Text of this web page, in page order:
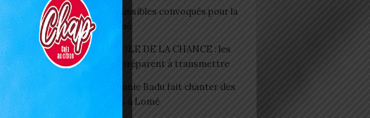
ESSAL 2026 : les admissibles convoqués pour la
visite médicale à Lomé
SWEDD+ Togo / ECOLE DE LA CHANCE : les
maitres-artisans se préparent à transmettre
Glory Night 2026: Sonnie Badu fait chanter des
milliers de personnes à Lomé